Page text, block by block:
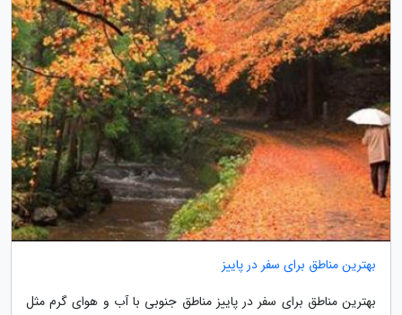
بهترین مناطق برای سفر در پاییز
بهترین مناطق برای سفر در پاییز مناطق جنوبی با آب و هوای گرم مثل